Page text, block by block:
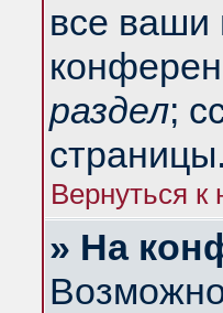
все ваши
раздел;
Вернуться к
» На